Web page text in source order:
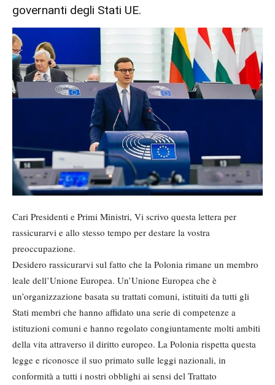
governanti degli Stati UE.
Cari Presidenti e Primi Ministri, Vi scrivo questa lettera per
rassicurarvi e allo stesso tempo per destare la vostra
preoccupazione.
Desidero rassicurarvi sul fatto che la Polonia rimane un membro
leale dell’Unione Europea. Un’Unione Europea che è
un’organizzazione basata su trattati comuni, istituiti da tutti gli
Stati membri che hanno affidato una serie di competenze a
istituzioni comuni e hanno regolato congiuntamente molti ambiti
della vita attraverso il diritto europeo. La Polonia rispetta questa
legge e riconosce il suo primato sulle leggi nazionali, in
conformità a tutti i nostri obblighi ai sensi del Trattato